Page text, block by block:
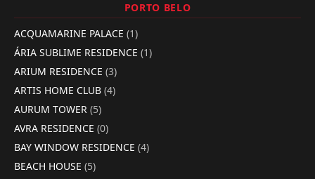
PORTO BELO
ACQUAMARINE PALACE (1)
ÁRIA SUBLIME RESIDENCE (1)
ARIUM RESIDENCE (3)
ARTIS HOME CLUB (4)
AURUM TOWER (5)
AVRA RESIDENCE (0)
BAY WINDOW RESIDENCE (4)
BEACH HOUSE (5)